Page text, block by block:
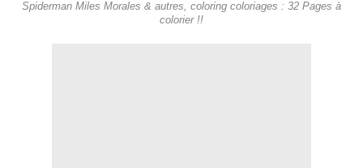
Spiderman Miles Morales & autres, coloring coloriages : 32 Pages à
colorier !!